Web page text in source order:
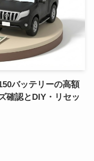
バッテリーの高額
確認とDIY・リセッ